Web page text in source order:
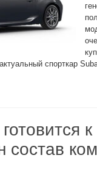
спорткар
состав